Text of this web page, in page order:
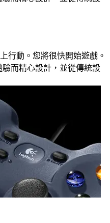
行動。您將很快開始遊戲。
而精心設計，並從傳統設